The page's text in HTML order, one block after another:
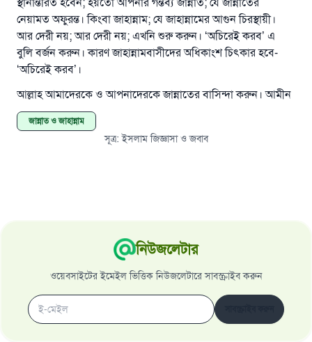
স্থানান্তরিত হবেন; হয়তো আপনার গন্তব্য জান্নাত; যে জান্নাতের
নেয়ামত অফুরন্ত। কিংবা জাহান্নাম; যে জাহান্নামের আগুন চিরস্থায়ী।
আর দেরী নয়; আর দেরী নয়; এখনি শুরু করুন। ‘অচিরেই করব’ এ
বুলি বর্জন করুন। কারণ জাহান্নামবাসীদের অধিকাংশ চিৎকার হবে-
‘অচিরেই করব’।
আল্লাহ আমাদেরকে ও আপনাদেরকে জান্নাতের বাসিন্দা করুন। আমীন
জান্নাত ও জাহান্নাম
সূত্র:ইসলাম জিজ্ঞাসা ও জবাব
নিউজলেটার
ওয়েবসাইটের ইমেইল ভিত্তিক নিউজলেটারে সাবস্ক্রাইব করুন